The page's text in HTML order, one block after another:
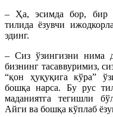
– Ҳа, эсимда бор, бир
тилида ёзувчи
эдинг.
– Сиз ўзингизни нима
бизнинг тасаввуримиз,
“қон ҳуқуқига кўра”
бошқа нарса. Бу рус
маданиятга тегишли
Айги ва бошқа кўплаб